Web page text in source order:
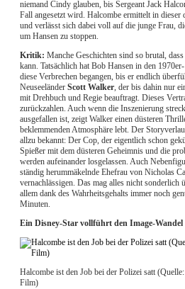
niemand Cindy glauben, bis Sergeant Jack
Fall angesetzt wird. Halcombe ermittelt in
und verlässt sich dabei voll auf die junge Frau,
um Hansen zu stoppen.
Kritik: Manche Geschichten sind so brutal,
kann. Tatsächlich hat Bob Hansen in den
diese Verbrechen begangen, bis er endlich
Neuseeländer Scott Walker, der bis dahin nur
mit Drehbuch und Regie beauftragt. Dieses
zurückzahlen. Auch wenn die Inszenierung
ausgefallen ist, zeigt Walker einen düsteren
beklemmenden Atmosphäre lebt. Der
allzu bekannt: Der Cop, der eigentlich schon
Spießer mit dem düsteren Geheimnis und die
werden aufeinander losgelassen. Auch
ständig herummäkelnde Ehefrau von Nicholas
vernachlässigen. Das mag alles nicht sonderlich
allem dank des Wahrheitsgehalts immer noch
Minuten.
Ein Disney-Star vollführt den Image-Wandel
Halcombe ist den Job bei der Polizei satt
Film)